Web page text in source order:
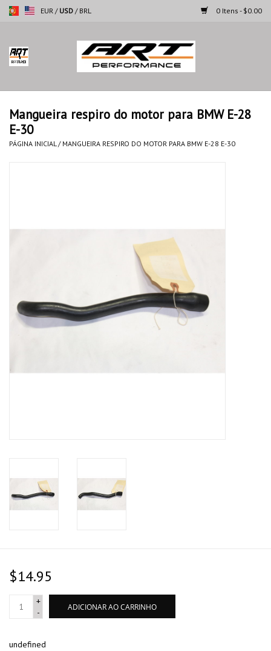
EUR / USD / BRL 0 Itens - $0.00
Página inicial
Motocicletas
Automoveis
Mangueira respiro do motor para BMW E-28
E-30
PÁGINA INICIAL / MANGUEIRA RESPIRO DO MOTOR PARA BMW E-28 E-30
$14.95
+
-
ADICIONAR AO CARRINHO
undefined